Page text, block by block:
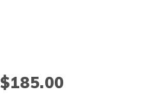
$185.00